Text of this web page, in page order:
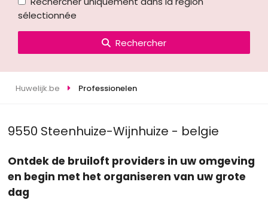
sélectionnée
Rechercher
Huwelijk.be Professionelen
9550 Steenhuize-Wijnhuize - belgie
Ontdek de bruiloft providers in uw omgeving
en begin met het organiseren van uw grote
dag